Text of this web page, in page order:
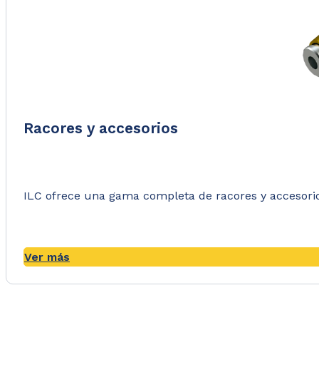
Racores y accesorios
ILC ofrece una gama completa de racores y
Ver más